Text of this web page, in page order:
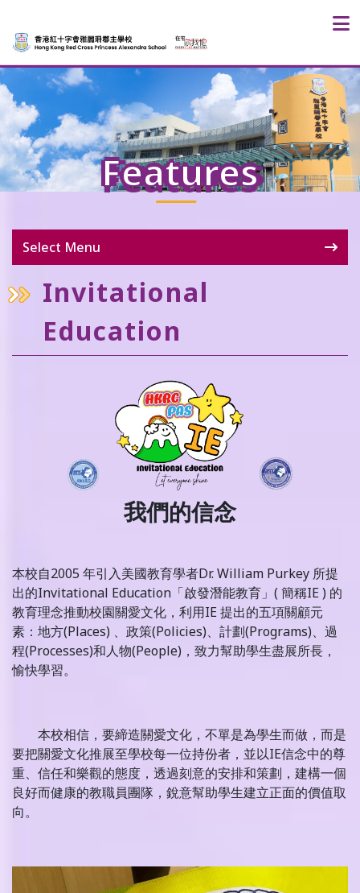
Features
Select Menu
Invitational
Education
我們的信念
本校自2005 年引入美國教育學者Dr. William Purkey 所提
出的Invitational Education「啟發潛能教育」( 簡稱IE ) 的
教育理念推動校園關愛文化，利用IE 提出的五項關顧元
素：地方(Places) 、政策(Policies)、計劃(Programs)、過
程(Processes)和人物(People)，致力幫助學生盡展所長，
愉快學習。
本校相信，要締造關愛文化，不單是為學生而做，而是
要把關愛文化推展至學校每一位持份者，並以IE信念中的尊
重、信任和樂觀的態度，透過刻意的安排和策劃，建構一個
良好而健康的教職員團隊，銳意幫助學生建立正面的價值取
向。